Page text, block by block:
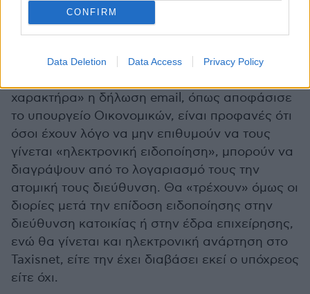
CONFIRM
Data Deletion Data Access Privacy Policy
ταχυδρομείου τον συνοδεύει «δια βίου» όπου
και αν βρίσκεται, για να μπορεί να τον βρίσκει
χαρακτήρα» η δήλωση email, όπως αποφάσισε
το υπουργείο Οικονομικών, είναι προφανές ότι
όσοι έχουν λόγο να μην επιθυμούν να τους
γίνεται «ηλεκτρονική ειδοποίηση», μπορούν να
διαγράψουν από το λογαριασμό τους την
ατομική τους διεύθυνση. Θα «τρέχουν» όμως οι
διορίες μετά την επίδοση ειδοποίησης στην
διεύθυνση κατοικίας ή στην έδρα επιχείρησης,
ενώ θα γίνεται και ηλεκτρονική ανάρτηση στο
Taxisnet, είτε την έχει διαβάσει εκεί ο υπόχρεος
είτε όχι.